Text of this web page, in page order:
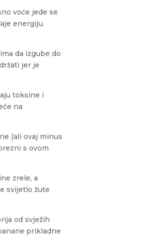
voće jede se
energiju.
da izgube do
jer je
toksine i
na
(ali ovaj minus
s ovom
zrele, a
svijetlo žute
od svježih
prikladne